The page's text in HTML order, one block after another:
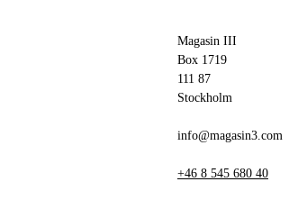
Magasin III
Box 1719
111 87
Stockholm
info@magasin3.com
+46 8 545 680 40